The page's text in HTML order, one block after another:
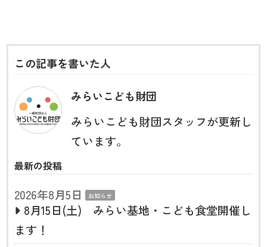
この記事を書いた人
みらいこども財団
みらいこども財団スタッフが更新し
ています。
最新の投稿
2026年8月5日 お知らせ
8月15日(土) みらい基地・こども食堂開催し
ます！